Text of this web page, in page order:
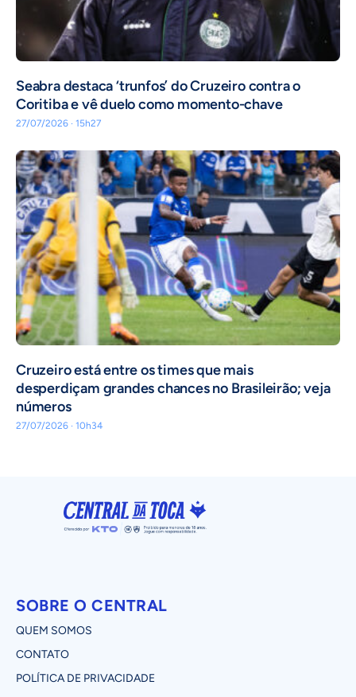
Seabra destaca ‘trunfos’ do Cruzeiro contra o
Coritiba e vê duelo como momento-chave
27/07/2026 · 15h27
Cruzeiro está entre os times que mais
desperdiçam grandes chances no Brasileirão; veja
números
27/07/2026 · 10h34
SOBRE O CENTRAL
QUEM SOMOS
CONTATO
POLÍTICA DE PRIVACIDADE